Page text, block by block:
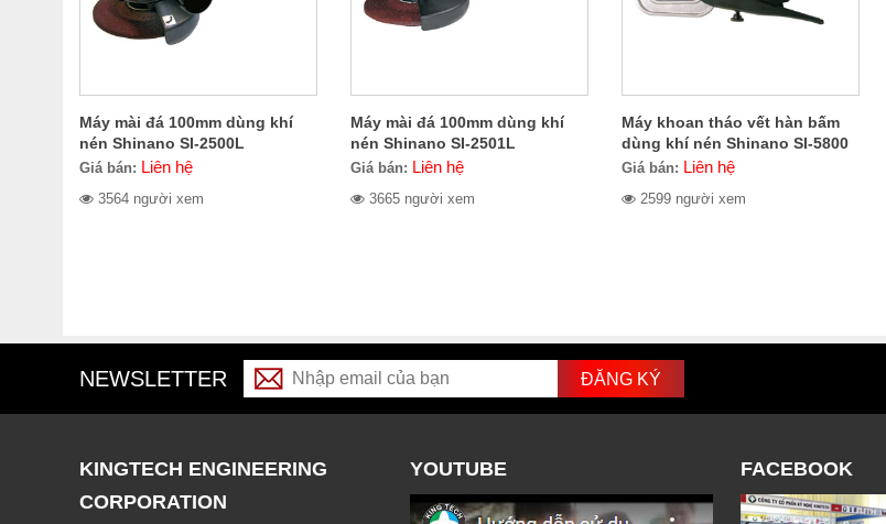
Máy mài đá 100mm dùng khí
nén Shinano SI-2500L
Giá bán: Liên hệ
3564 người xem
Máy mài đá 100mm dùng khí
nén Shinano SI-2501L
Giá bán: Liên hệ
3665 người xem
Máy khoan tháo vết hàn bấm
dùng khí nén Shinano SI-5800
Giá bán: Liên hệ
2599 người xem
NEWSLETTER
KINGTECH ENGINEERING
CORPORATION
YOUTUBE FACEBOOK